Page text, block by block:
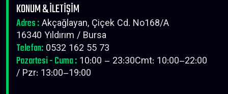
KONUM & İLETİŞİM
Adres :Akçağlayan, Çiçek Cd. No168/A
16340 Yıldırım / Bursa
Telefon: 0532 162 55 73
Pazartesi - Cuma : 10:00 – 23:30Cmt: 10:00–22:00
/ Pzr: 13:00–19:00